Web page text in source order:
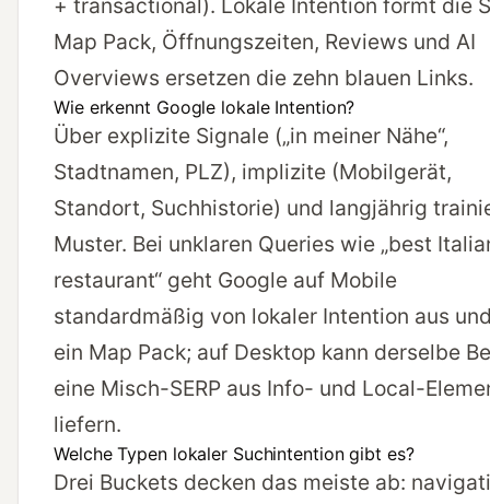
+ transactional). Lokale Intention formt die
Map Pack, Öffnungszeiten, Reviews und AI
Overviews ersetzen die zehn blauen Links.
Wie erkennt Google lokale Intention?
Über explizite Signale („in meiner Nähe“,
Stadtnamen, PLZ), implizite (Mobilgerät,
Standort, Suchhistorie) und langjährig
Muster. Bei unklaren Queries wie „best
restaurant“ geht Google auf Mobile
standardmäßig von lokaler Intention aus
ein Map Pack; auf Desktop kann derselbe
eine Misch-SERP aus Info- und Local-
liefern.
Welche Typen lokaler Suchintention gibt es?
Drei Buckets decken das meiste ab: